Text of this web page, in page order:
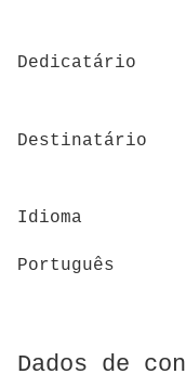
Dedicatário
Destinatário
Idioma
Português
Dados de